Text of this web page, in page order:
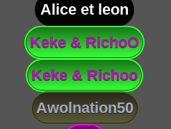
Alice et leon
Keke & RichoO
Keke & Richoo
Awolnation50